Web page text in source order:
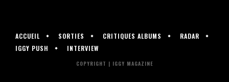
ACCUEIL SORTIES CRITIQUES ALBUMS
RADAR
IGGY PUSH
INTERVIEW
COPYRIGHT | IGGY MAGAZINE